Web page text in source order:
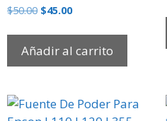
$50.00 $45.00
Añadir al carrito